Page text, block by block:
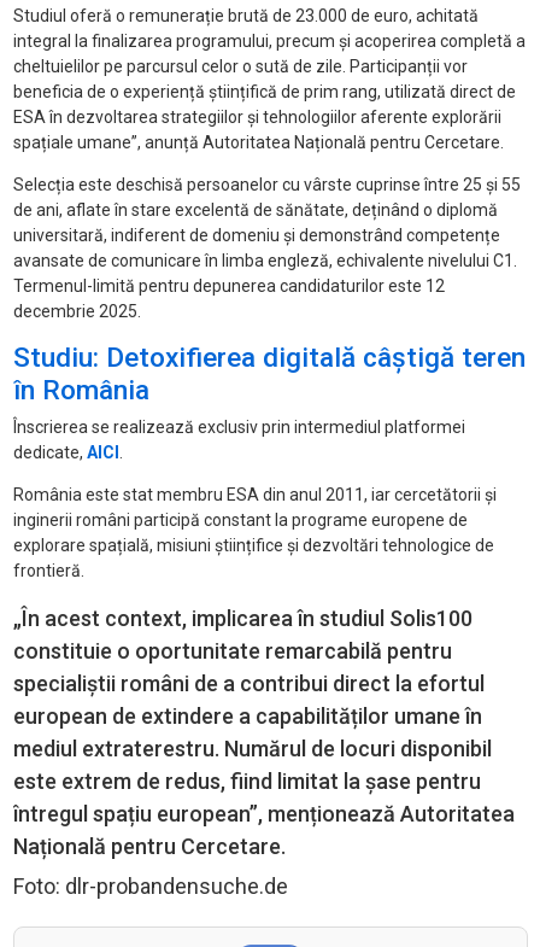
Studiul oferă o remunerație brută de 23.000 de euro, achitată
integral la finalizarea programului, precum și acoperirea completă a
cheltuielilor pe parcursul celor o sută de zile. Participanții vor
beneficia de o experiență științifică de prim rang, utilizată direct de
ESAîn dezvoltarea strategiilorși tehnologiilor aferente explorării
spațiale umane”, anunță Autoritatea Națională pentru Cercetare.
Selecția este deschisă persoanelor cu vârste cuprinse între 25 și 55
de ani, aflateîn stare excelentă de sănătate, deținând o diplomă
universitară, indiferent de domeniu și demonstrând competențe
avansate de comunicareîn limba engleză, echivalente nivelului C1.
Termenul-limită pentru depunerea candidaturilor este 12
decembrie 2025.
Studiu: Detoxifierea digitală câştigă teren
în România
Înscrierea se realizează exclusiv prin intermediul platformei
dedicate, AICI .
România este stat membru ESA din anul 2011, iar cercetătorii și
inginerii români participă constant la programe europene de
explorare spațială, misiuni științifice și dezvoltări tehnologice de
frontieră.
„În acest context, implicarea în studiul Solis100
constituie o oportunitate remarcabilă pentru
specialiștii români de a contribui direct la efortul
european de extindere a capabilităților umaneîn
mediul extraterestru. Numărul de locuri disponibil
este extrem de redus, fiind limitat la șase pentru
întregul spațiu european”, menționează Autoritatea
Națională pentru Cercetare.
Foto: dlr-probandensuche.de